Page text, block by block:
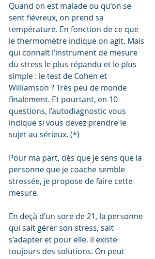
Quand on est malade ou qu’on se
sent fiévreux, on prend sa
température. En fonction de ce que
le thermomètre indique on agit. Mais
qui connaît l’instrument de mesure
du stress le plus répandu et le plus
simple : le test de Cohen et
Williamson ? Très peu de monde
finalement. Et pourtant, en 10
questions, l’autodiagnostic vous
indique si vous devez prendre le
sujet au sérieux. (*)
Pour ma part, dès que je sens que la
personne que je coache semble
stressée, je propose de faire cette
mesure.
En deçà d’un sore de 21, la personne
qui sait gérer son stress, sait
s’adapter et pour elle, il existe
toujours des solutions. On peut